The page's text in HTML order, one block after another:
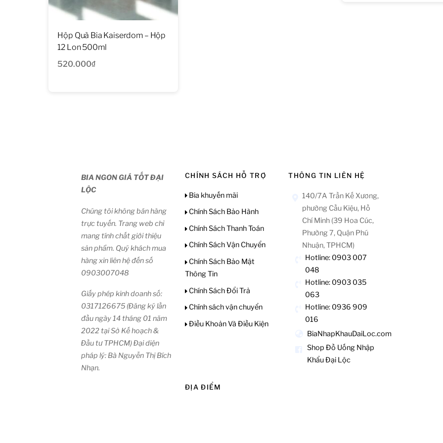
Hộp Quà Bia Kaiserdom – Hộp
12 Lon 500ml
520.000₫
BIA NGON GIÁ TỐT ĐẠI
LỘC
Chúng tôi không bán hàng
trực tuyến. Trang web chỉ
mang tính chất giới thiệu
sản phẩm. Quý khách mua
hàng xin liên hệ đến số
0903007048
Giấy phép kinh doanh số:
0317126675 (Đăng ký lần
đầu ngày 14 tháng 01 năm
2022 tại Sở Kế hoạch &
Đầu tư TPHCM) Đại diện
pháp lý: Bà Nguyễn Thị Bích
Nhạn.
CHÍNH SÁCH HỖ TRỢ
Bia khuyến mãi
Chính Sách Bảo Hành
Chính Sách Thanh Toán
Chính Sách Vận Chuyển
Chính Sách Bảo Mật
Thông Tin
Chính Sách Đổi Trả
Chính sách vận chuyển
Điều Khoản Và Điều Kiện
THÔNG TIN LIÊN HỆ
140/7A Trần Kế Xương,
phường Cầu Kiệu, Hồ
Chí Minh (39 Hoa Cúc,
Phường 7, Quận Phú
Nhuận, TPHCM)
Hotline: 0903 007
048
Hotline: 0903 035
063
Hotline: 0936 909
016
BiaNhapKhauDaiLoc.com
Shop Đồ Uống Nhập
Khẩu Đại Lộc
ĐỊA ĐIỂM